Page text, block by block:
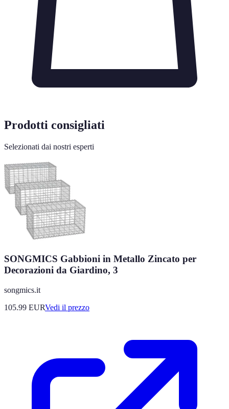
Prodotti consigliati
Selezionati dai nostri esperti
SONGMICS Gabbioni in Metallo Zincato per
Decorazioni da Giardino, 3
songmics.it
105.99 EURVedi il prezzo